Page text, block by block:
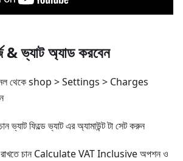
& ভ্যাট অ্যাড করবেন
থেকে shop > Settings > Charges
ভ্যাট ফিল্ডে ভ্যাট এর অ্যামাউন্ট টা সেট করুন
চান Calculate VAT Inclusive অপশন ও